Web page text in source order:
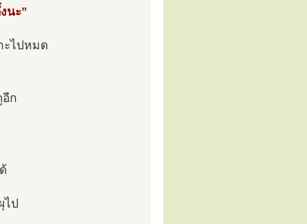
นะ”
ะไปหมด
ก
ไป